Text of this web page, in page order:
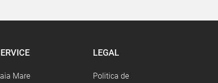
Mare
LEGAL
Politica de